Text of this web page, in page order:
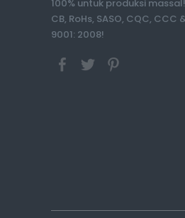
100% untuk produksi
CB, RoHs, SASO, CQC,
9001: 2008!